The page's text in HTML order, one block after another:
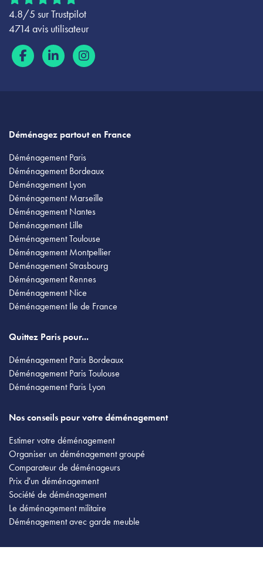
4.8/5 sur Trustpilot
4714 avis utilisateur
Déménagez partout en France
Déménagement Paris
Déménagement Bordeaux
Déménagement Lyon
Déménagement Marseille
Déménagement Nantes
Déménagement Lille
Déménagement Toulouse
Déménagement Montpellier
Déménagement Strasbourg
Déménagement Rennes
Déménagement Nice
Déménagement Ile de France
Quittez Paris pour...
Déménagement Paris Bordeaux
Déménagement Paris Toulouse
Déménagement Paris Lyon
Nos conseils pour votre déménagement
Estimer votre déménagement
Organiser un déménagement groupé
Comparateur de déménageurs
Prix d'un déménagement
Société de déménagement
Le déménagement militaire
Déménagement avec garde meuble